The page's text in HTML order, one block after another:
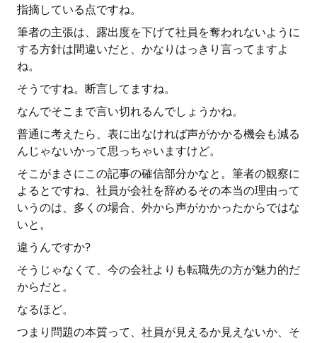
指摘している点ですね。
筆者の主張は、露出度を下げて社員を奪われないように
する方針は間違いだと、かなりはっきり言ってますよ
ね。
そうですね。断言してますね。
なんでそこまで言い切れるんでしょうかね。
普通に考えたら、表に出なければ声がかかる機会も減る
んじゃないかって思っちゃいますけど。
そこがまさにこの記事の確信部分かなと。筆者の観察に
よるとですね、社員が会社を辞めるその本当の理由って
いうのは、多くの場合、外から声がかかったからではな
いと。
違うんですか?
そうじゃなくて、今の会社よりも転職先の方が魅力的だ
からだと。
なるほど。
つまり問題の本質って、社員が見えるか見えないか、そ